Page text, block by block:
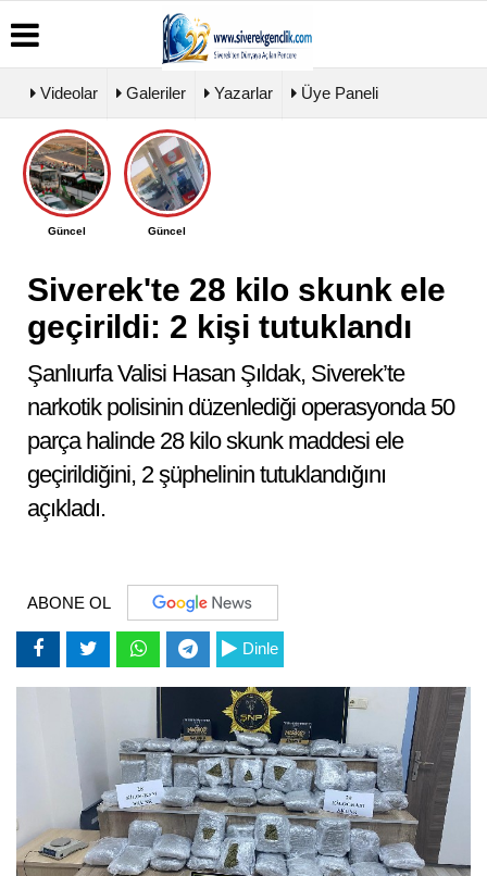
Üye
Paneli
Haber
Arşivi
Haberleri
Biyografiler
İlkeleri
Videolar Galeriler Yazarlar Üye Paneli
Güncel Güncel
Siverek'te 28 kilo skunk ele
geçirildi: 2 kişi tutuklandı
Şanlıurfa Valisi Hasan Şıldak, Siverek’te
narkotik polisinin düzenlediği operasyonda 50
parça halinde 28 kilo skunk maddesi ele
geçirildiğini, 2 şüphelinin tutuklandığını
açıkladı.
ABONE OL
Dinle